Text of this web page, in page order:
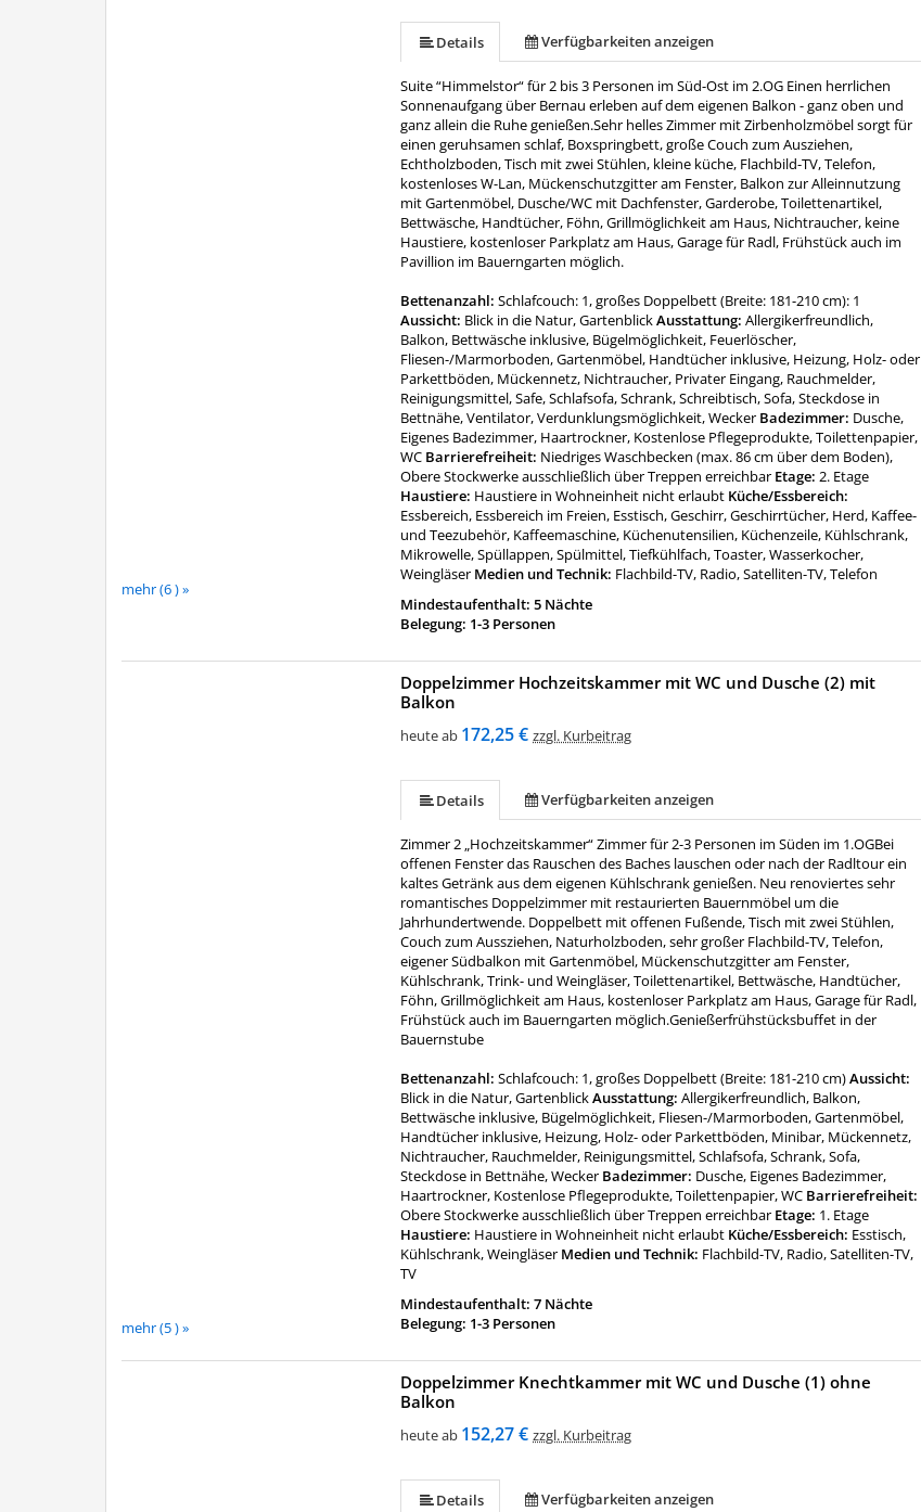
mehr (6 ) »
Details Verfügbarkeiten anzeigen
Suite “Himmelstor“ für 2 bis 3 Personen im Süd-Ost im 2.OG Einen herrlichen
Sonnenaufgang über Bernau erleben auf dem eigenen Balkon - ganz oben und
ganz allein die Ruhe genießen.Sehr helles Zimmer mit Zirbenholzmöbel sorgt für
einen geruhsamen schlaf, Boxspringbett, große Couch zum Ausziehen,
Echtholzboden, Tisch mit zwei Stühlen, kleine küche, Flachbild-TV, Telefon,
kostenloses W-Lan, Mückenschutzgitter am Fenster, Balkon zur Alleinnutzung
mit Gartenmöbel, Dusche/WC mit Dachfenster, Garderobe, Toilettenartikel,
Bettwäsche, Handtücher, Föhn, Grillmöglichkeit am Haus, Nichtraucher, keine
Haustiere, kostenloser Parkplatz am Haus, Garage für Radl, Frühstück auch im
Pavillion im Bauerngarten möglich.
Bettenanzahl:Schlafcouch: 1, großes Doppelbett (Breite: 181-210 cm): 1
Aussicht: Blick in die Natur, GartenblickAusstattung:Allergikerfreundlich,
Balkon, Bettwäsche inklusive, Bügelmöglichkeit, Feuerlöscher,
Fliesen-/Marmorboden, Gartenmöbel, Handtücher inklusive, Heizung, Holz- oder
Parkettböden, Mückennetz, Nichtraucher, Privater Eingang, Rauchmelder,
Reinigungsmittel, Safe, Schlafsofa, Schrank, Schreibtisch, Sofa, Steckdose in
Bettnähe, Ventilator, Verdunklungsmöglichkeit, Wecker Badezimmer: Dusche,
Eigenes Badezimmer, Haartrockner, Kostenlose Pflegeprodukte, Toilettenpapier,
WC Barrierefreiheit: Niedriges Waschbecken (max. 86 cm über dem Boden),
Obere Stockwerke ausschließlich über Treppen erreichbar Etage:2. Etage
Haustiere: Haustiere in Wohneinheit nicht erlaubt Küche/Essbereich:
Essbereich, Essbereich im Freien, Esstisch, Geschirr, Geschirrtücher, Herd, Kaffee-
und Teezubehör, Kaffeemaschine, Küchenutensilien, Küchenzeile, Kühlschrank,
Mikrowelle, Spüllappen, Spülmittel, Tiefkühlfach, Toaster, Wasserkocher,
Weingläser Medien und Technik: Flachbild-TV, Radio, Satelliten-TV, Telefon
Mindestaufenthalt: 5 Nächte
Belegung: 1-3 Personen
mehr (5 ) »
Doppelzimmer Hochzeitskammer mit WC und Dusche (2) mit
Balkon
heute ab 172,25 € zzgl. Kurbeitrag
Details Verfügbarkeiten anzeigen
Zimmer 2 „Hochzeitskammer“ Zimmer für 2-3 Personen im Süden im 1.OGBei
offenen Fenster das Rauschen des Baches lauschen oder nach der Radltour ein
kaltes Getränk aus dem eigenen Kühlschrank genießen. Neu renoviertes sehr
romantisches Doppelzimmer mit restaurierten Bauernmöbel um die
Jahrhundertwende. Doppelbett mit offenen Fußende, Tisch mit zwei Stühlen,
Couch zum Aussziehen, Naturholzboden, sehr großer Flachbild-TV, Telefon,
eigener Südbalkon mit Gartenmöbel, Mückenschutzgitter am Fenster,
Kühlschrank, Trink- und Weingläser, Toilettenartikel, Bettwäsche, Handtücher,
Föhn, Grillmöglichkeit am Haus, kostenloser Parkplatz am Haus, Garage für Radl,
Frühstück auch im Bauerngarten möglich.Genießerfrühstücksbuffet in der
Bauernstube
Bettenanzahl:Schlafcouch: 1, großes Doppelbett (Breite: 181-210 cm)Aussicht:
Blick in die Natur, GartenblickAusstattung:Allergikerfreundlich, Balkon,
Bettwäsche inklusive, Bügelmöglichkeit, Fliesen-/Marmorboden, Gartenmöbel,
Handtücher inklusive, Heizung, Holz- oder Parkettböden, Minibar, Mückennetz,
Nichtraucher, Rauchmelder, Reinigungsmittel, Schlafsofa, Schrank, Sofa,
Steckdose in Bettnähe, Wecker Badezimmer: Dusche, Eigenes Badezimmer,
Haartrockner, Kostenlose Pflegeprodukte, Toilettenpapier, WC Barrierefreiheit:
Obere Stockwerke ausschließlich über Treppen erreichbar Etage: 1. Etage
Haustiere: Haustiere in Wohneinheit nicht erlaubt Küche/Essbereich: Esstisch,
Kühlschrank, Weingläser Medien und Technik: Flachbild-TV, Radio, Satelliten-TV,
TV
Mindestaufenthalt: 7 Nächte
Belegung: 1-3 Personen
Doppelzimmer Knechtkammer mit WC und Dusche (1) ohne
Balkon
heute ab 152,27 € zzgl. Kurbeitrag
Details Verfügbarkeiten anzeigen